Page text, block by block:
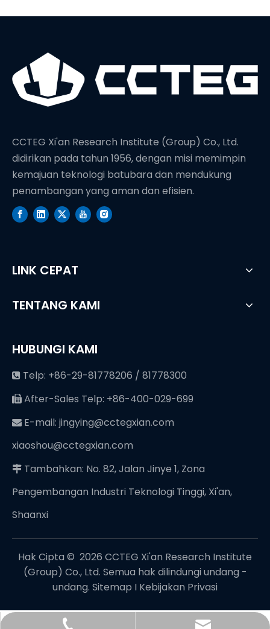
CCTEG Xi'an Research Institute (Group) Co., Ltd.
didirikan pada tahun 1956, dengan misi memimpin
kemajuan teknologi batubara dan mendukung
penambangan yang aman dan efisien.
LINK CEPAT
TENTANG KAMI
HUBUNGI KAMI
 Telp: +86-29-81778206 / 81778300
 After-Sales Telp: +86-400-029-699
 E-mail: jingying@cctegxian.com
xiaoshou@cctegxian.com
 Tambahkan: No. 82, Jalan Jinye 1, Zona
Pengembangan Industri Teknologi Tinggi, Xi'an,
Shaanxi
Hak Cipta © ️ 2026 CCTEG Xi'an Research Institute
(Group) Co., Ltd. Semua hak dilindungi undang -
undang. Sitemap I Kebijakan Privasi